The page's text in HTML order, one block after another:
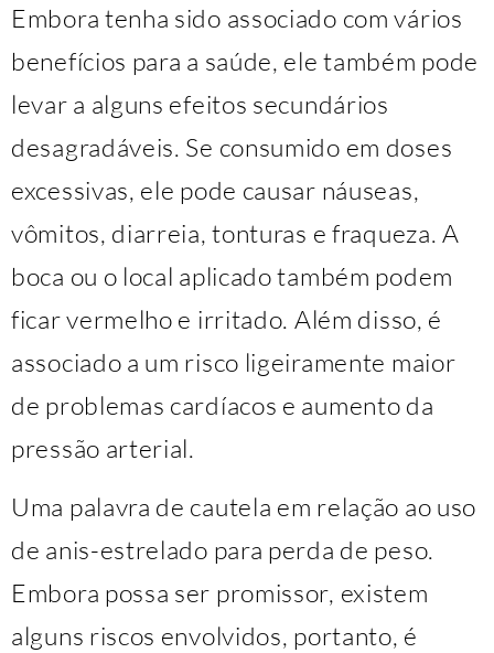
Embora tenha sido associado com vários
benefícios para a saúde, ele também pode
levar a alguns efeitos secundários
desagradáveis. Se consumido em doses
excessivas, ele pode causar náuseas,
vômitos, diarreia, tonturas e fraqueza. A
boca ou o local aplicado também podem
ficar vermelho e irritado. Além disso, é
associado a um risco ligeiramente maior
de problemas cardíacos e aumento da
pressão arterial.
Uma palavra de cautela em relação ao uso
de anis-estrelado para perda de peso.
Embora possa ser promissor, existem
alguns riscos envolvidos, portanto, é